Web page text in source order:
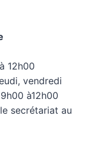
12h00
vendredi
à12h00
secrétariat au